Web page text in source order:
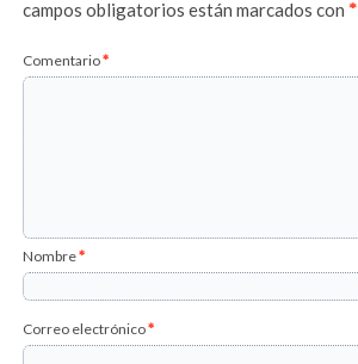
campos obligatorios están marcados con*
Comentario*
Nombre*
Correo electrónico*